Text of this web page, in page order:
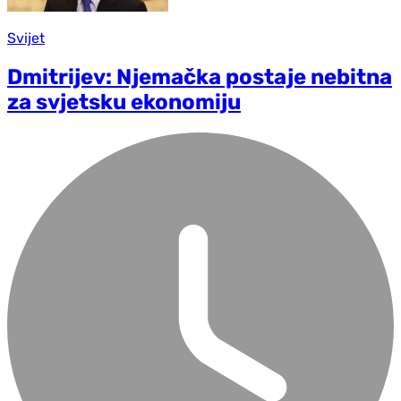
Svijet
Dmitrijev: Njemačka postaje nebitna
za svjetsku ekonomiju